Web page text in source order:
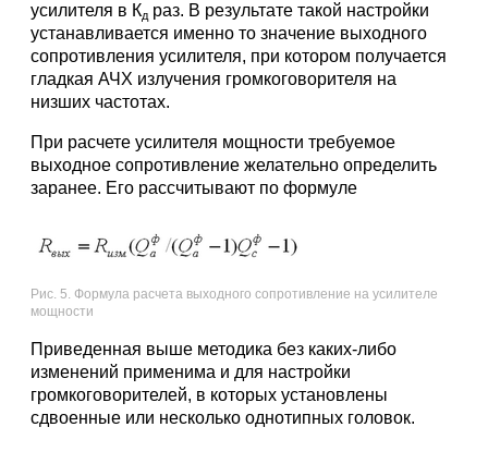
усилителя в Кд раз. В результате такой настройки
устанавливается именно то значение выходного
сопротивления усилителя, при котором получается
гладкая АЧХ излучения громкоговорителя на
низших частотах.
При расчете усилителя мощности требуемое
выходное сопротивление желательно определить
заранее. Его рассчитывают по формуле
Рис. 5. Формула расчета выходного сопротивление на усилителе
мощности
Приведенная выше методика без каких-либо
изменений применима и для настройки
громкоговорителей, в которых установлены
сдвоенные или несколько однотипных головок.